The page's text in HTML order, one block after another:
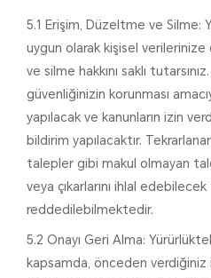
5.1 Erişim, Düzeltme ve Silme:
uygun olarak kişisel
ve silme hakkını saklı
güvenliğinizin korunması
yapılacak ve kanunların izin
bildirim yapılacaktır.
talepler gibi makul olmayan
veya çıkarlarını ihlal
reddedilebilmektedir.
5.2 Onayı Geri Alma:
kapsamda, önceden